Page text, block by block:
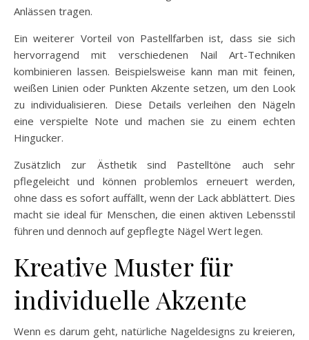
Anlässen tragen.
Ein weiterer Vorteil von Pastellfarben ist, dass sie sich
hervorragend mit verschiedenen Nail Art-Techniken
kombinieren lassen. Beispielsweise kann man mit feinen,
weißen Linien oder Punkten Akzente setzen, um den Look
zu individualisieren. Diese Details verleihen den Nägeln
eine verspielte Note und machen sie zu einem echten
Hingucker.
Zusätzlich zur Ästhetik sind Pastelltöne auch sehr
pflegeleicht und können problemlos erneuert werden,
ohne dass es sofort auffällt, wenn der Lack abblättert. Dies
macht sie ideal für Menschen, die einen aktiven Lebensstil
führen und dennoch auf gepflegte Nägel Wert legen.
Kreative Muster für
individuelle Akzente
Wenn es darum geht, natürliche Nageldesigns zu kreieren,